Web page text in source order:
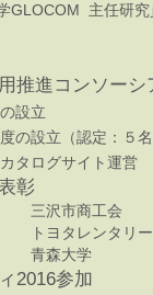
学GLOCOM 主任
推進コンソー
設立
の設立（認定：５
タログサイト運営
表彰
三沢市商工会
トヨタレンタリー
森大学
2016参加